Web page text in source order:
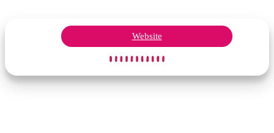
Website